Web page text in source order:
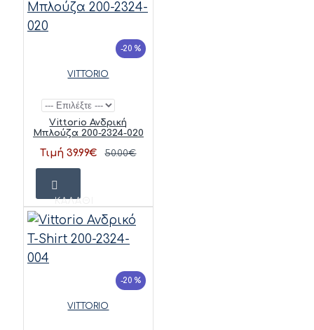
-20 %
VITTORIO
Vittorio Ανδρική
Μπλούζα 200-2324-020
Τιμή 39.99€ 50.00€
ΚΑΛΆΘΙ
-20 %
VITTORIO